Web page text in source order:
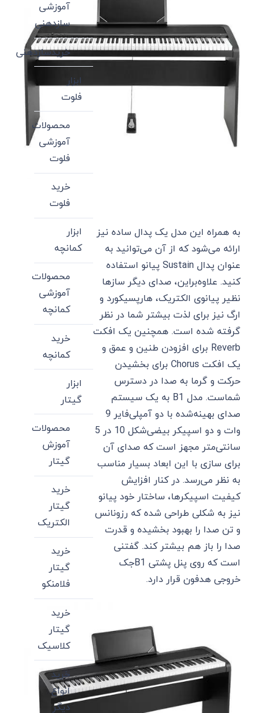
به همراه این مدل یک پدال ساده نیز
ارائه می‌شود که از آن می‌توانید به
عنوان پدال Sustain پیانو استفاده
کنید. علاوه‌براین، صدای دیگر سازها
نظیر پیانوی الکتریک، هارپسیکورد و
ارگ نیز برای لذت بیشتر شما در نظر
گرفته شده است. همچنین یک افکت
Reverb برای افزودن طنین و عمق و
یک افکت Chorus برای بخشیدن
حرکت و گرما به صدا در دسترس
شماست. مدل B1 به یک سیستم
صدای بهینه‌شده با دو آمپلی‌فایر 9
وات و دو اسپیکر بیضی‌شکل 10 در 5
سانتی‌متر مجهز است که صدای آن
برای سازی با این ابعاد بسیار مناسب
به نظر می‌رسد. در کنار افزایش
کیفیت اسپیکرها، ساختار خود پیانو
نیز به شکلی طراحی شده که رزونانس
و تن صدا را بهبود بخشیده و قدرت
صدا را باز هم بیشتر کند. گفتنی
است که روی پنل پشتی B1جک
خروجی هدفون قرار دارد.
آموزشی
سازدهنی
خریدسازدهنی
ابزار
فلوت
محصولات
آموزشی
فلوت
خرید
فلوت
ابزار
کمانچه
محصولات
آموزشی
کمانچه
خرید
کمانچه
ابزار
گیتار
محصولات
آموزش
گیتار
خرید
گیتار
الکتریک
خرید
گیتار
فلامنکو
خرید
گیتار
کلاسیک
خرید
انواع
دیگر